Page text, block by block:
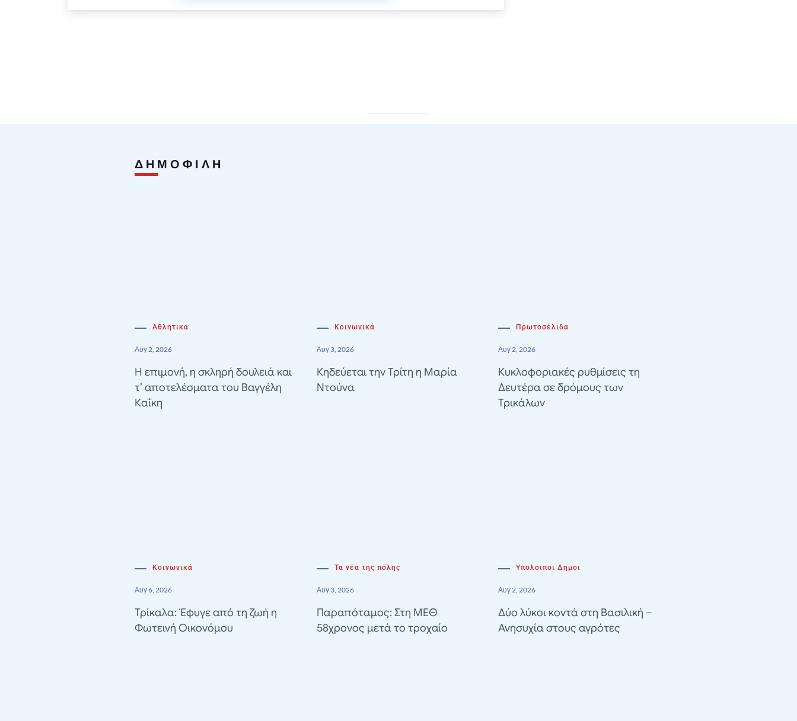
ΔΗΜΟΦΙΛΗ
Αθλητικα
Αυγ 2, 2026
Η επιμονή, η σκληρή δουλειά και
τ’ αποτελέσματα του Βαγγέλη
Καΐκη
Κοινωνικά
Αυγ 3, 2026
Κηδεύεται την Τρίτη η Μαρία
Ντούνα
Πρωτοσέλιδα
Αυγ 2, 2026
Κυκλοφοριακές ρυθμίσεις τη
Δευτέρα σε δρόμους των
Τρικάλων
Κοινωνικά
Αυγ 6, 2026
Τρίκαλα: Έφυγε από τη ζωή η
Φωτεινή Οικονόμου
Τα νέα της πόλης
Αυγ 3, 2026
Παραπόταμος: Στη ΜΕΘ
58χρονος μετά το τροχαίο
Υπολοιποι Δημοι
Αυγ 2, 2026
Δύο λύκοι κοντά στη Βασιλική –
Ανησυχία στους αγρότες